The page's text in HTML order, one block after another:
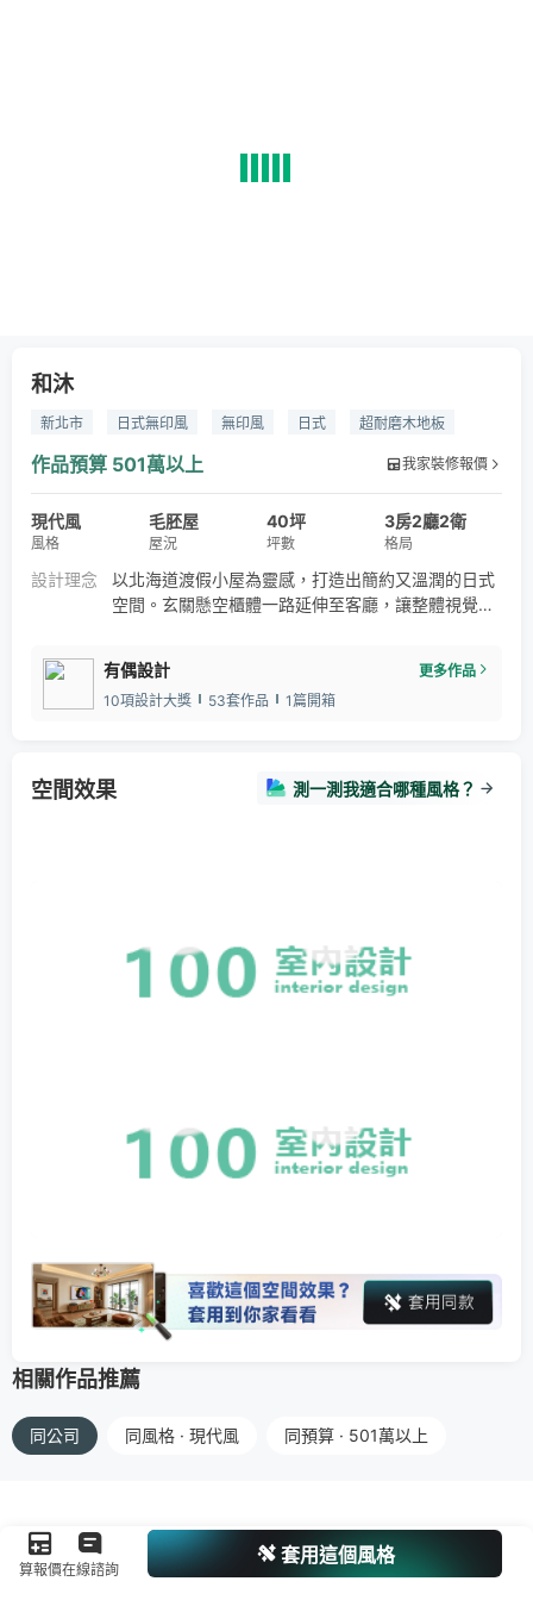
和沐
新北市 日式無印風 無印風 日式
超耐磨木地板
木作貼皮
烤漆 石英石 毛胚屋
作品預算 501萬以上 我家裝修報價
現代風
風格
毛胚屋
屋況
40坪
坪數
3房2廳2衛
格局
設計理念
以北海道渡假小屋為靈感，打造出簡約又溫潤的日式
空間。玄關懸空櫃體一路延伸至客廳，讓整體視覺輕
餐廳配置讓家人用餐時也能輕鬆欣賞電視，一回家就
像走進北國的小木屋，溫暖而放鬆。
有偶設計
更多作品
10項設計大獎
53套作品 1篇開箱
空間效果 測一測我適合哪種風格？
相關作品推薦
同公司 同風格 · 現代風 同預算 · 501萬以上
算報價在線諮詢
套用這個風格